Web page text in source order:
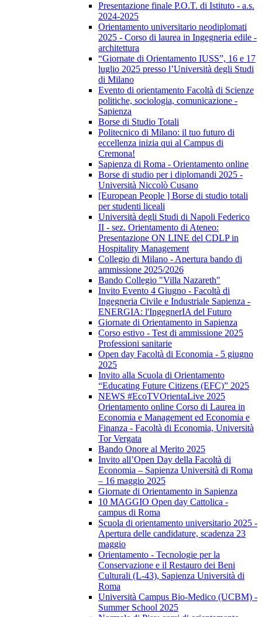
Presentazione finale P.O.T. di Istituto - a.s.
2024-2025
Orientamento universitario neodiplomati
2025 - Corso di laurea in Ingegneria edile -
architettura
“Giornate di Orientamento IUSS”, 16 e 17
luglio 2025 presso l’Università degli Studi
di Milano
Evento di orientamento Facoltà di Scienze
politiche, sociologia, comunicazione -
Sapienza
Borse di Studio Totali
Politecnico di Milano: il tuo futuro di
eccellenza inizia qui al Campus di
Cremona!
Sapienza di Roma - Orientamento online
Borse di studio per i diplomandi 2025 -
Università Niccolò Cusano
[European People ] Borse di studio totali
per studenti liceali
Università degli Studi di Napoli Federico
II - sez. Orientamento di Ateneo:
Presentazione ON LINE del CDLP in
Hospitality Management
Collegio di Milano - Apertura bando di
ammissione 2025/2026
Bando Collegio "Villa Nazareth"
Invito Evento 4 Giugno - Facoltà di
Ingegneria Civile e Industriale Sapienza -
ENERGIA: l'IngegnerIA del Futuro
Giornate di Orientamento in Sapienza
Corso estivo - Test di ammissione 2025
Professioni sanitarie
Open day Facoltà di Economia - 5 giugno
2025
Invito alla Scuola di Orientamento
“Educating Future Citizens (EFC)” 2025
NEWS #EcoTVOrientaLive 2025
Orientamento online Corso di Laurea in
Economia e Management ed Economia e
Finanza - Facoltà di Economia, Università
Tor Vergata
Bando Onore al Merito 2025
Invito all’Open Day della Facoltà di
Economia – Sapienza Università di Roma
– 16 maggio 2025
Giornate di Orientamento in Sapienza
10 MAGGIO Open day Cattolica -
campus di Roma
Scuola di orientamento universitario 2025 -
Apertura delle candidature, scadenza 23
maggio
Orientamento - Tecnologie per la
Conservazione e il Restauro dei Beni
Culturali (L-43), Sapienza Università di
Roma
Università Campus Bio-Medico (UCBM) -
Summer School 2025